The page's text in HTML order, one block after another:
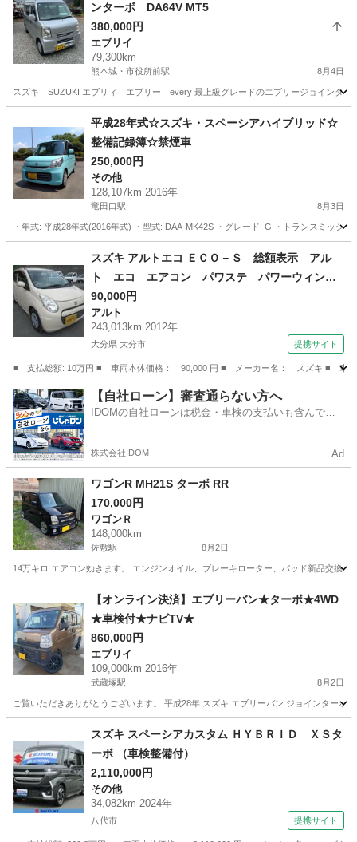
ンターボ DA64V MT5
380,000円
エブリイ
79,300km
熊本城・市役所前駅 8月4日
スズキ SUZUKI エブリィ エブリー every 最上級グレードのエブリージョインター
熊本城・市役所前駅 エブリイ
平成28年式☆スズキ・スペーシアハイブリッド☆
整備記録簿☆禁煙車
250,000円
その他
128,107km 2016年
竜田口駅 8月3日
・年式: 平成28年式(2016年式) ・型式: DAA-MK42S ・グレード: G ・トランスミッシ
竜田口駅
スズキ アルトエコ ＥＣＯ－Ｓ 総額表示 アル
ト エコ エアコン パワステ パワーウィン
ド キーレスキー タイミングチェーン Ｉ－Ｓ
ＴＯＰ （検9.2）
90,000円
アルト
243,013km 2012年
大分県 大分市 提携サイト
■ 支払総額: 10万円 ■ 車両本体価格： 90,000 円 ■ メーカー名： スズキ ■
大分 大分市 アルト
【自社ローン】審査通らない方へ
IDOMの自社ローンは税金・車検の支払いも含んでい
株式会社IDOM Ad
ワゴンR MH21S ターボ RR
170,000円
ワゴンＲ
148,000km
佐敷駅 8月2日
14万キロ エアコン効きます。 エンジンオイル、ブレーキローター、パッド新品交換
佐敷駅 ワゴンＲ ワゴンR
【オンライン決済】エブリーバン★ターボ★4WD
★車検付★ナビTV★
860,000円
エブリイ
109,000km 2016年
武蔵塚駅 8月2日
ご覧いただきありがとうございます。 平成28年 スズキ エブリーバン ジョインター
武蔵塚駅 エブリイ
スズキ スペーシアカスタム ＨＹＢＲＩＤ ＸＳタ
ーボ （車検整備付）
2,110,000円
その他
34,082km 2024年
八代市 提携サイト